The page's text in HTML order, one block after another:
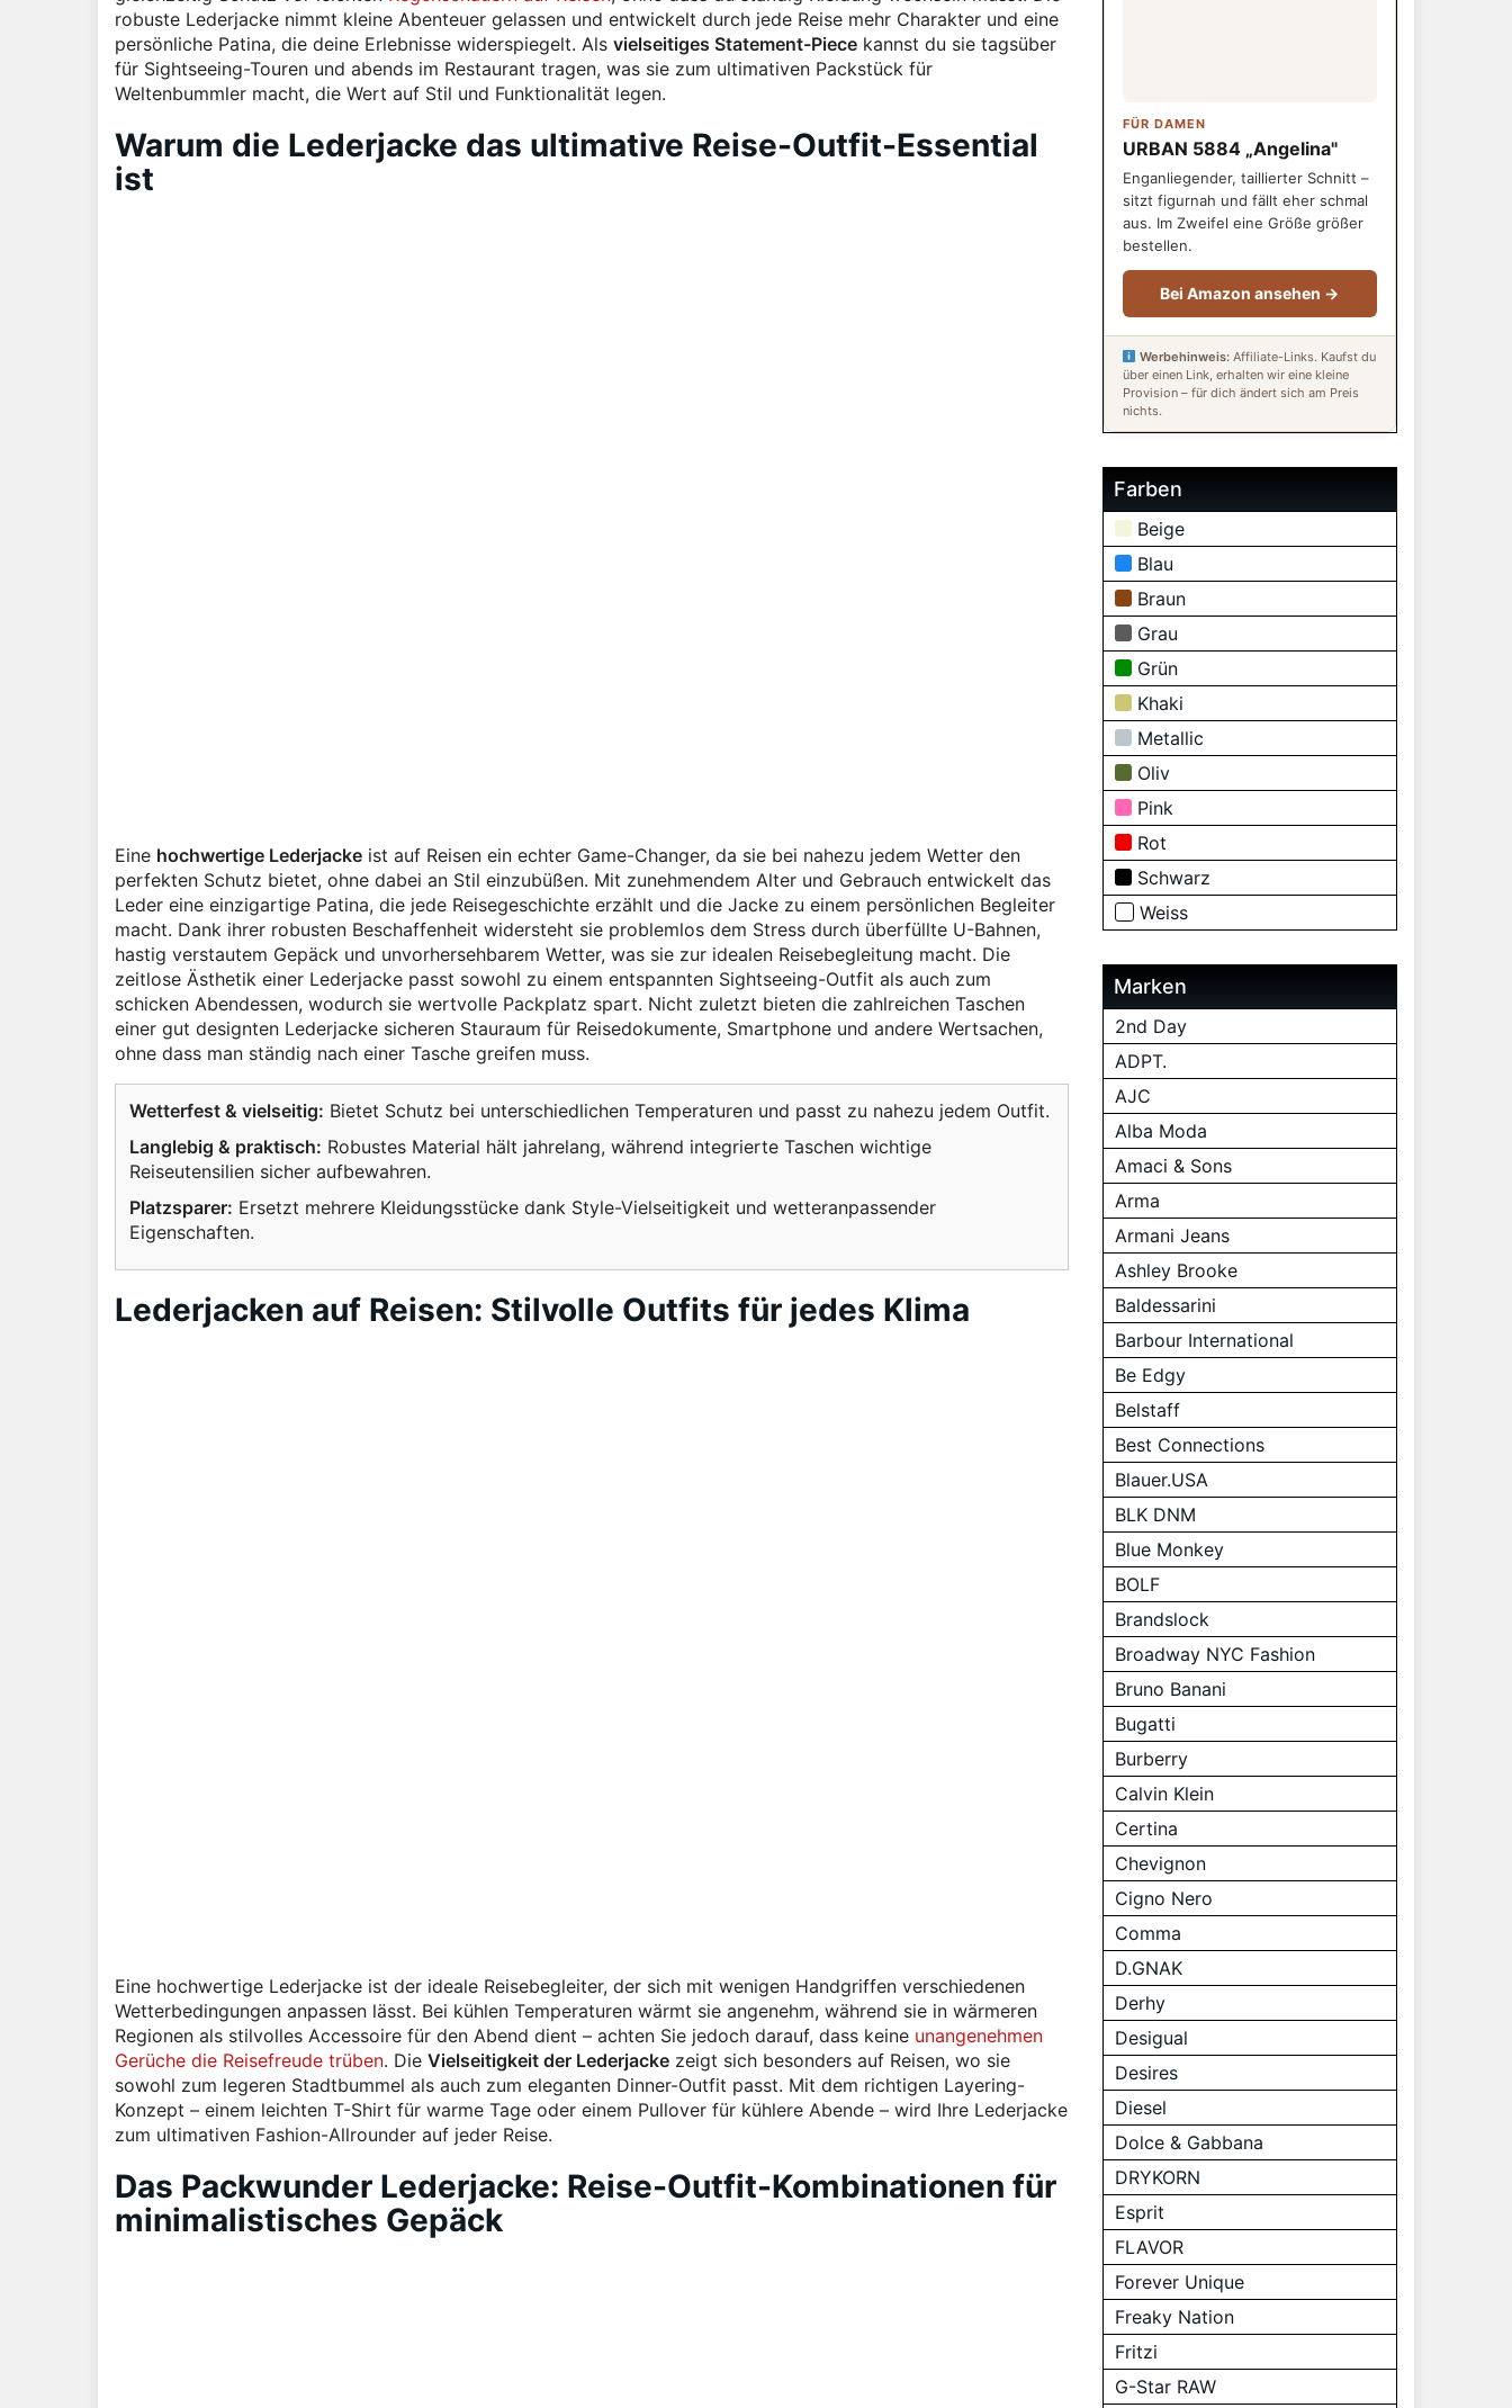
robuste Lederjacke nimmt kleine Abenteuer gelassen und entwickelt durch jede Reise mehr Charakter und eine
persönliche Patina, die deine Erlebnisse widerspiegelt. Als vielseitiges Statement-Piece kannst du sie tagsüber
für Sightseeing-Touren und abends im Restaurant tragen, was sie zum ultimativen Packstück für
Weltenbummler macht, die Wert auf Stil und Funktionalität legen.
Warum die Lederjacke das ultimative Reise-Outfit-Essential
ist
Eine hochwertige Lederjacke ist auf Reisen ein echter Game-Changer, da sie bei nahezu jedem Wetter den
perfekten Schutz bietet, ohne dabei an Stil einzubüßen. Mit zunehmendem Alter und Gebrauch entwickelt das
Leder eine einzigartige Patina, die jede Reisegeschichte erzählt und die Jacke zu einem persönlichen Begleiter
macht. Dank ihrer robusten Beschaffenheit widersteht sie problemlos dem Stress durch überfüllte U-Bahnen,
hastig verstautem Gepäck und unvorhersehbarem Wetter, was sie zur idealen Reisebegleitung macht. Die
zeitlose Ästhetik einer Lederjacke passt sowohl zu einem entspannten Sightseeing-Outfit als auch zum
schicken Abendessen, wodurch sie wertvolle Packplatz spart. Nicht zuletzt bieten die zahlreichen Taschen
einer gut designten Lederjacke sicheren Stauraum für Reisedokumente, Smartphone und andere Wertsachen,
ohne dass man ständig nach einer Tasche greifen muss.
Wetterfest & vielseitig: Bietet Schutz bei unterschiedlichen Temperaturen und passt zu nahezu jedem Outfit.
Langlebig & praktisch: Robustes Material hält jahrelang, während integrierte Taschen wichtige
Reiseutensilien sicher aufbewahren.
Platzsparer: Ersetzt mehrere Kleidungsstücke dank Style-Vielseitigkeit und wetteranpassender
Eigenschaften.
Lederjacken auf Reisen: Stilvolle Outfits für jedes Klima
Eine hochwertige Lederjacke ist der ideale Reisebegleiter, der sich mit wenigen Handgriffen verschiedenen
Wetterbedingungen anpassen lässt. Bei kühlen Temperaturen wärmt sie angenehm, während sie in wärmeren
Regionen als stilvolles Accessoire für den Abend dient – achten Sie jedoch darauf, dass keine unangenehmen
Gerüche die Reisefreude trüben. Die Vielseitigkeit der Lederjacke zeigt sich besonders auf Reisen, wo sie
sowohl zum legeren Stadtbummel als auch zum eleganten Dinner-Outfit passt. Mit dem richtigen Layering-
Konzept – einem leichten T-Shirt für warme Tage oder einem Pullover für kühlere Abende – wird Ihre Lederjacke
zum ultimativen Fashion-Allrounder auf jeder Reise.
Das Packwunder Lederjacke: Reise-Outfit-Kombinationen für
minimalistisches Gepäck
FÜR DAMEN
URBAN 5884 „Angelina"
Enganliegender, taillierter Schnitt –
sitzt figurnah und fällt eher schmal
aus. Im Zweifel eine Größe größer
bestellen.
Bei Amazon ansehen →
Werbehinweis: Affiliate-Links. Kaufst du
über einen Link, erhalten wir eine kleine
Provision – für dich ändert sich am Preis
nichts.
Farben
Beige
Blau
Braun
Grau
Grün
Khaki
Metallic
Oliv
Pink
Rot
Schwarz
Weiss
Marken
2nd Day
ADPT.
AJC
Alba Moda
Amaci & Sons
Arma
Armani Jeans
Ashley Brooke
Baldessarini
Barbour International
Be Edgy
Belstaff
Best Connections
Blauer.USA
BLK DNM
Blue Monkey
BOLF
Brandslock
Broadway NYC Fashion
Bruno Banani
Bugatti
Burberry
Calvin Klein
Certina
Chevignon
Cigno Nero
Comma
D.GNAK
Derhy
Desigual
Desires
Diesel
Dolce & Gabbana
DRYKORN
Esprit
FLAVOR
Forever Unique
Freaky Nation
Fritzi
G-Star RAW